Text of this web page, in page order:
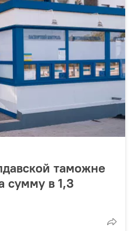
таможне
сумму в 1,3